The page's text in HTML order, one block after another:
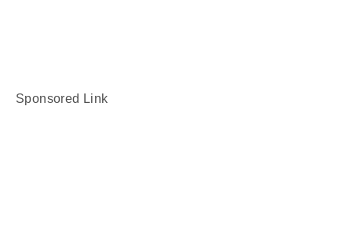
Sponsored Link